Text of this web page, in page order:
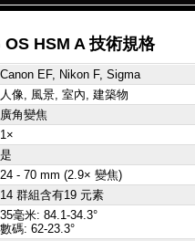
HSM A 技術規格
Canon EF, Nikon F, Sigma
人像, 風景, 室內, 建築物
廣角變焦
1×
是
24 - 70 mm (2.9× 變焦)
14 群組含有19 元素
35毫米: 84.1-34.3°
數碼: 62-23.3°